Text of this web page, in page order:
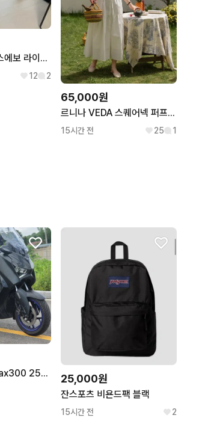
캐논데일 슈퍼식스에보 라이벌이탭 팝니다
12 2
65,000원
르니나 VEDA 스퀘어넥 퍼프 원피스
15시간 전 25 1
특판) 야마하 xmax300 25년 3만 배달셋팅 저렴하게 판매합니다 25,000원
잔스포츠 비욘드팩 블랙
15시간 전 2